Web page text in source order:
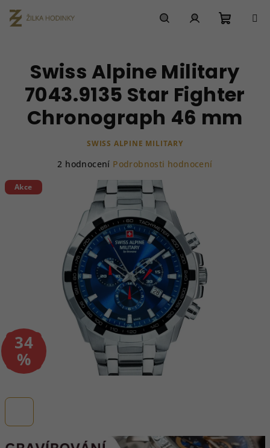
na
obsah
košík
Swiss Alpine Military
7043.9135 Star Fighter
Chronograph 46 mm
SWISS ALPINE MILITARY
produktu
2 hodnocení Podrobnosti hodnocení
Akce
34
%